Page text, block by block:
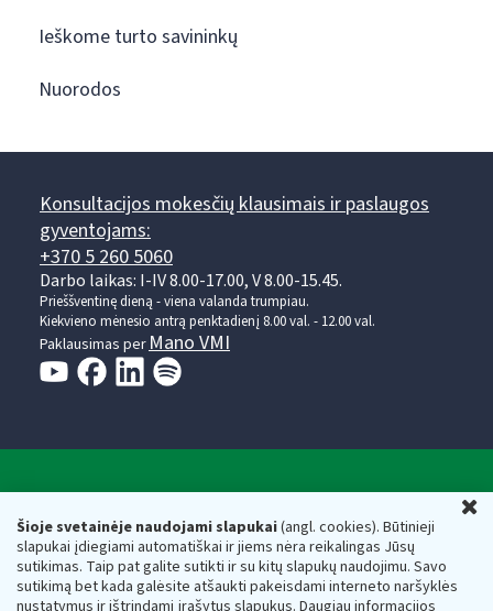
Šioje svetainėje naudojami slapukai(angl. cookies). Būtinieji
slapukai įdiegiami automatiškai ir jiems nėra reikalingas Jūsų
sutikimas. Taip pat galite sutikti ir su kitų slapukų naudojimu. Savo
sutikimą bet kada galėsite atšaukti pakeisdami interneto naršyklės
nustatymus ir ištrindami įrašytus slapukus. Daugiau informacijos
Ieškome turto savininkų
Nuorodos
Konsultacijos mokesčių klausimais ir paslaugos
gyventojams:
+370 5 260 5060
Darbo laikas: I-IV 8.00-17.00, V 8.00-15.45.
Prieššventinę dieną - viena valanda trumpiau.
Kiekvieno mėnesio antrą penktadienį 8.00 val. - 12.00 val.
Paklausimas perMano VMI
Valstybinė mokesčių inspekcija prie Lietuvos
Respublikos finansų ministerijos
Biudžetinė įstaiga. Juridinio asmens kodas — 188659752,
adresas: Vasario 16-osios g. 14, 01107 Vilnius, Lietuva, el.paštas:
vmi@vmi.lt, E. pristatymo dėžutės adresas 188659752